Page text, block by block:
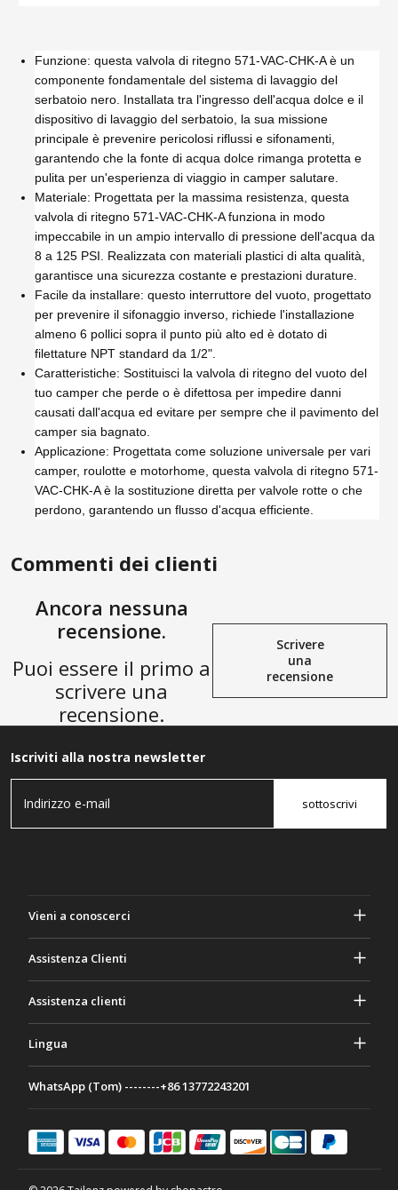
Funzione: questa valvola di ritegno 571-VAC-CHK-A è un
componente fondamentale del sistema di lavaggio del
serbatoio nero. Installata tra l'ingresso dell'acqua dolce e il
dispositivo di lavaggio del serbatoio, la sua missione
principale è prevenire pericolosi riflussi e sifonamenti,
garantendo che la fonte di acqua dolce rimanga protetta e
pulita per un'esperienza di viaggio in camper salutare.
Materiale: Progettata per la massima resistenza, questa
valvola di ritegno 571-VAC-CHK-A funziona in modo
impeccabile in un ampio intervallo di pressione dell'acqua da
8 a 125 PSI. Realizzata con materiali plastici di alta qualità,
garantisce una sicurezza costante e prestazioni durature.
Facile da installare: questo interruttore del vuoto, progettato
per prevenire il sifonaggio inverso, richiede l'installazione
almeno 6 pollici sopra il punto più alto ed è dotato di
filettature NPT standard da 1/2".
Caratteristiche: Sostituisci la valvola di ritegno del vuoto del
tuo camper che perde o è difettosa per impedire danni
causati dall'acqua ed evitare per sempre che il pavimento del
camper sia bagnato.
Applicazione: Progettata come soluzione universale per vari
camper, roulotte e motorhome, questa valvola di ritegno 571-
VAC-CHK-A è la sostituzione diretta per valvole rotte o che
perdono, garantendo un flusso d'acqua efficiente.
Commenti dei clienti
Ancora nessuna
recensione.
Puoi essere il primo a
scrivere una
recensione.
Scrivere
una
recensione
Iscriviti alla nostra newsletter
sottoscrivi
Vieni a conoscerci
Termini e Condizioni
Assistenza Clienti
Contattaci
Assistenza clienti
Modalità di pagamento
Lingua
Français
WhatsApp (Tom) --------+86 13772243201